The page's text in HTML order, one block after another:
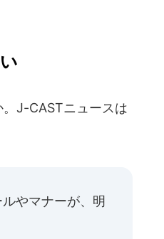
J-CASTニュースは
やマナーが、明